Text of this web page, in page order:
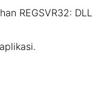
REGSVR32: DLL